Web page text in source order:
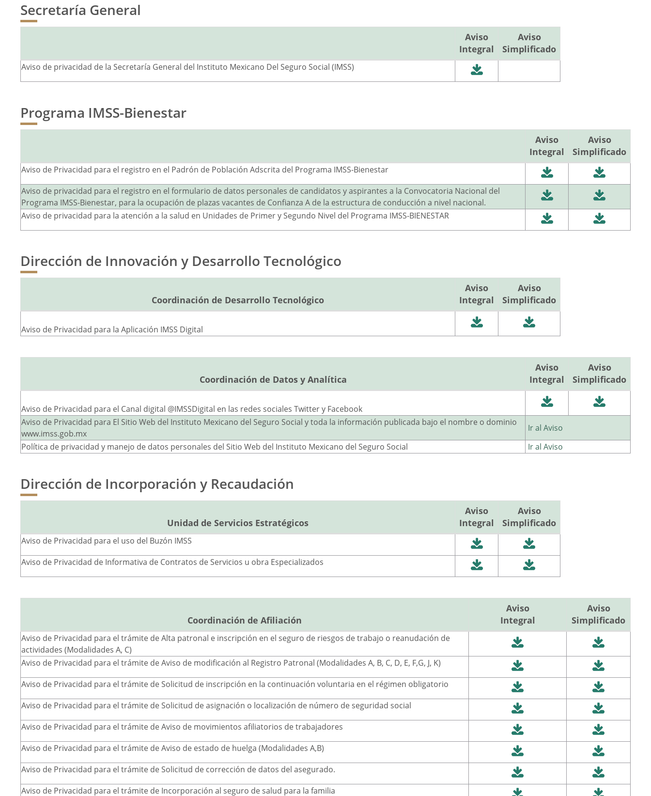
Secretaría General
Aviso
Integral
Aviso
Simplificado
Aviso de privacidad de la Secretaría General del Instituto Mexicano Del Seguro Social (IMSS)
Programa IMSS-Bienestar
Aviso
Integral
Aviso
Simplificado
Aviso de Privacidad para el registro en el Padrón de Población Adscrita del Programa IMSS-Bienestar
Aviso de privacidad para el registro en el formulario de datos personales de candidatos y aspirantes a la Convocatoria Nacional del
Programa IMSS-Bienestar, para la ocupación de plazas vacantes de Confianza A de la estructura de conducción a nivel nacional.
Aviso de privacidad para la atención a la salud en Unidades de Primer y Segundo Nivel del Programa IMSS-BIENESTAR
Dirección de Innovación y Desarrollo Tecnológico
Coordinación de Desarrollo Tecnológico
Aviso
Integral
Aviso
Simplificado
Aviso de Privacidad para la Aplicación IMSS Digital
Coordinación de Datos y Analítica
Aviso
Integral
Aviso
Simplificado
Aviso de Privacidad para el Canal digital @IMSSDigital en las redes sociales Twitter y Facebook
Aviso de Privacidad para El Sitio Web del Instituto Mexicano del Seguro Social y toda la información publicada bajo el nombre o dominio
www.imss.gob.mx
Ir al Aviso
Política de privacidad y manejo de datos personales del Sitio Web del Instituto Mexicano del Seguro Social
Ir al Aviso
Dirección de Incorporación y Recaudación
Unidad de Servicios Estratégicos
Aviso
Integral
Aviso
Simplificado
Aviso de Privacidad para el uso del Buzón IMSS
Aviso de Privacidad de Informativa de Contratos de Servicios u obra Especializados
Coordinación de Afiliación
Aviso
Integral
Aviso
Simplificado
Aviso de Privacidad para el trámite de Alta patronal e inscripción en el seguro de riesgos de trabajo o reanudación de
actividades (Modalidades A, C)
Aviso de Privacidad para el trámite de Aviso de modificación al Registro Patronal (Modalidades A, B, C, D, E, F,G, J, K)
Aviso de Privacidad para el trámite de Solicitud de inscripción en la continuación voluntaria en el régimen obligatorio
Aviso de Privacidad para el trámite de Solicitud de asignación o localización de número de seguridad social
Aviso de Privacidad para el trámite de Aviso de movimientos afiliatorios de trabajadores
Aviso de Privacidad para el trámite de Aviso de estado de huelga (Modalidades A,B)
Aviso de Privacidad para el trámite de Solicitud de corrección de datos del asegurado.
Aviso de Privacidad para el trámite de Incorporación al seguro de salud para la familia